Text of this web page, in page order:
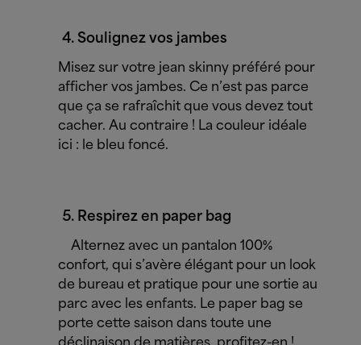
Soulignez vos jambes
Misez sur votre jean skinny préféré pour
afficher vos jambes. Ce n’est pas parce
que ça se rafraîchit que vous devez tout
cacher. Au contraire ! La couleur idéale
ici : le bleu foncé.
Respirez en paper bag
Alternez avec un pantalon 100%
confort, qui s’avère élégant pour un look
de bureau et pratique pour une sortie au
parc avec les enfants. Le paper bag se
porte cette saison dans toute une